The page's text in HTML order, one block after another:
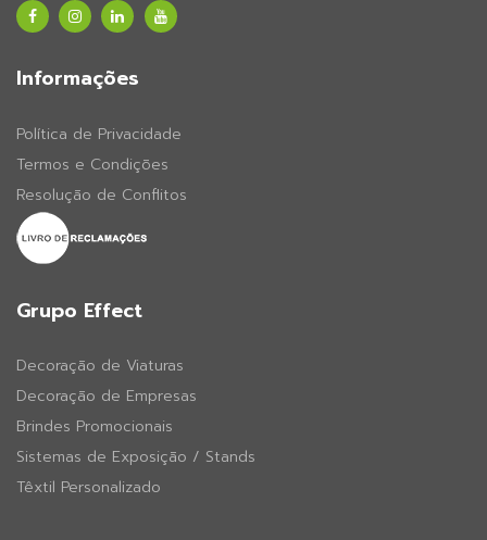
Informações
Política de Privacidade
Termos e Condições
Resolução de Conflitos
Grupo Effect
Decoração de Viaturas
Decoração de Empresas
Brindes Promocionais
Sistemas de Exposição / Stands
Têxtil Personalizado